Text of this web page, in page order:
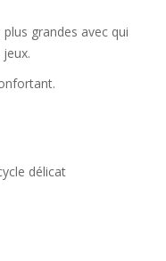
grandes avec qui
délicat